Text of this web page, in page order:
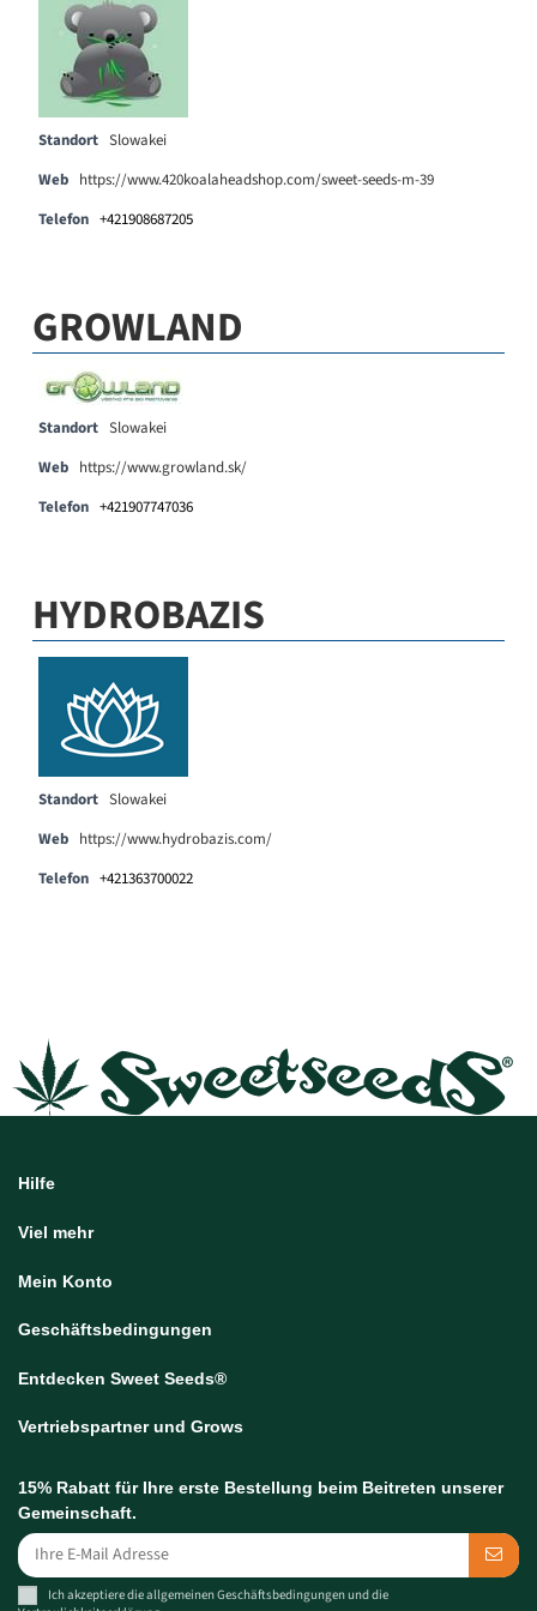
Standort Slowakei
Web https://www.420koalaheadshop.com/sweet-seeds-m-39
Telefon +421908687205
GROWLAND
Standort Slowakei
Web https://www.growland.sk/
Telefon +421907747036
HYDROBAZIS
Standort Slowakei
Web https://www.hydrobazis.com/
Telefon +421363700022
Hilfe
Viel mehr
Mein Konto
Geschäftsbedingungen
Entdecken Sweet Seeds®
Vertriebspartner und Grows
15% Rabatt für Ihre erste Bestellung beim Beitreten unserer
Gemeinschaft.
Ich akzeptiere die allgemeinenGeschäftsbedingungenunddie